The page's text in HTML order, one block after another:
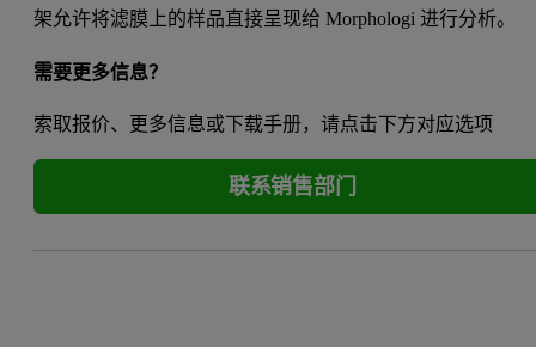
架允许将滤膜上的样品直接呈现给 Morphologi 进行分析。
需要更多信息？
索取报价、更多信息或下载手册，请点击下方对应选项
联系销售部门